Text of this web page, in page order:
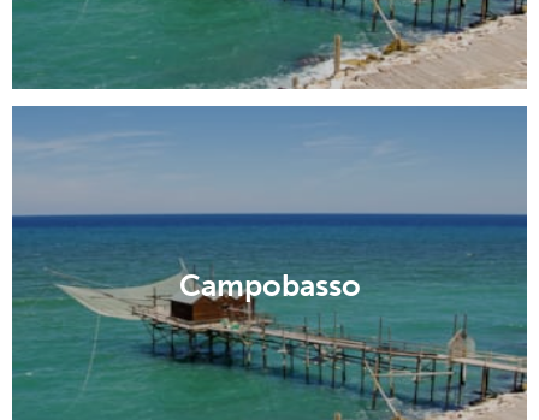
Campobasso